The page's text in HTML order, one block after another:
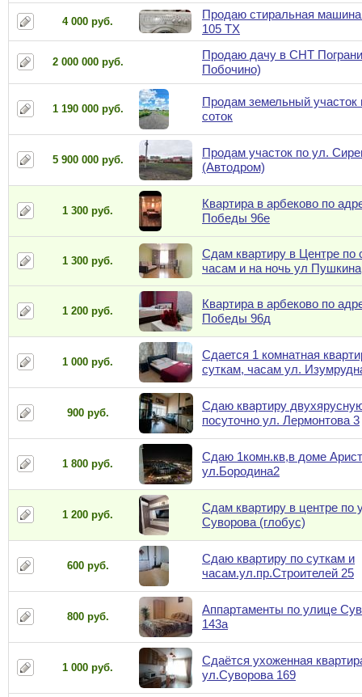
4 000 руб.
Продаю стиральная
105 TX
2 000 000 руб.
Продаю дачу в СНТ
Побочино)
1 190 000 руб.
Продам земельный участок
соток
5 900 000 руб.
Продам участок по ул.
(Автодром)
1 300 руб.
Квартира в арбеково по
Победы 96е
1 300 руб.
Сдам квартиру в Центре по
часам и на ночь ул Пушкина
1 200 руб.
Квартира в арбеково по
Победы 96д
1 000 руб.
Сдается 1 комнатная
суткам, часам ул.
900 руб.
Сдаю квартиру
посуточно ул. Лермонтова 3
1 800 руб.
Сдаю 1комн.кв,в доме
ул.Бородина2
1 200 руб.
Сдам квартиру в центре по
Суворова (глобус)
600 руб.
Сдаю квартиру по суткам и
часам.ул.пр.Строителей 25
800 руб.
Аппартаменты по улице
143а
1 000 руб.
Сдаётся ухоженная
ул.Суворова 169